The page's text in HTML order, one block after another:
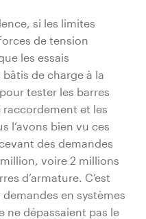
si les limites
de tension
les essais
de charge à la
tester les barres
raccordement et les
l’avons bien vu ces
des demandes
voire 2 millions
d’armature. C’est
en systèmes
ne dépassaient pas le